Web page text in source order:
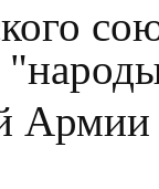
Армии